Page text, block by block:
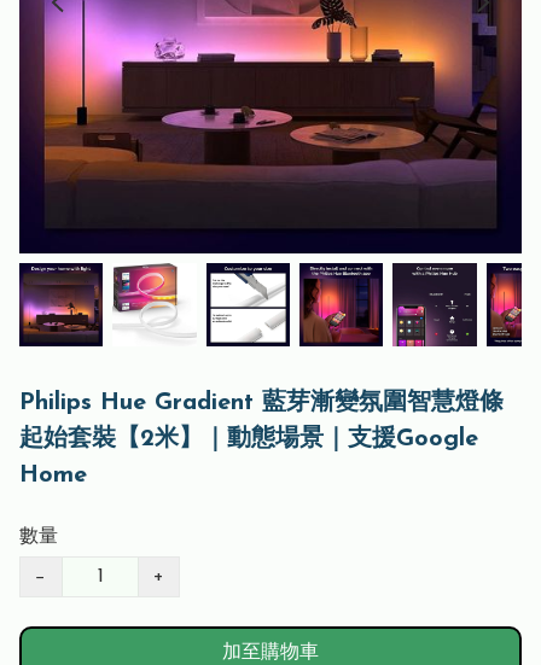
Philips Hue Gradient 藍芽漸變氛圍智慧燈條
起始套裝【2米】｜動態場景｜支援Google
Home
數量
− +
加至購物車